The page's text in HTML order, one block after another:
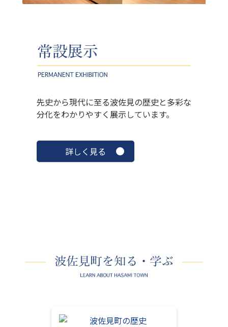
先史から現代に至る波佐見の歴史と多彩な
分化をわかりやすく展示しています。
詳しく見る